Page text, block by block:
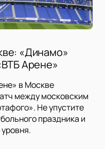
«Динамо»
Арене»
в Москве
между московским
Не упустите
праздника и